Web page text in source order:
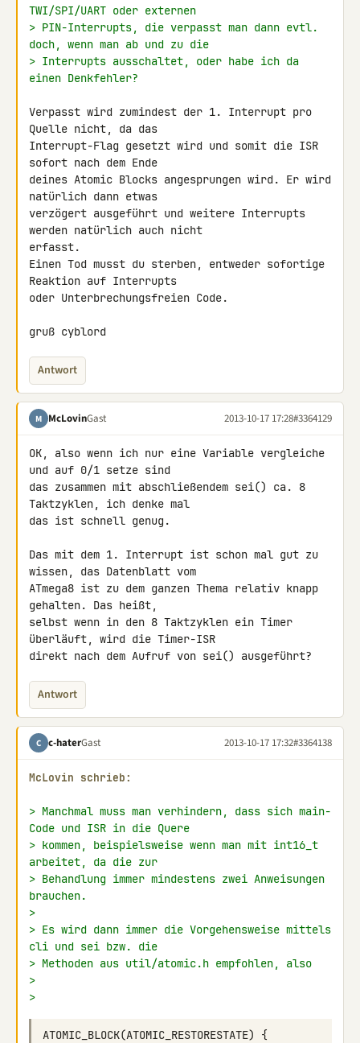
TWI/SPI/UART oder externen
> PIN-Interrupts, die verpasst man dann evtl.
doch, wenn man ab und zu die
> Interrupts ausschaltet, oder habe ich da
einen Denkfehler?
Verpasst wird zumindest der 1. Interrupt pro
Quelle nicht, da das
Interrupt-Flag gesetzt wird und somit die ISR
sofort nach dem Ende
deines Atomic Blocks angesprungen wird. Er wird
natürlich dann etwas
verzögert ausgeführt und weitere Interrupts
werden natürlich auch nicht
erfasst.
Einen Tod musst du sterben, entweder sofortige
Reaktion auf Interrupts
oder Unterbrechungsfreien Code.
gruß cyblord
Antwort
M McLovinGast 2013-10-17 17:28#3364129
OK, also wenn ich nur eine Variable vergleiche
und auf 0/1 setze sind
das zusammen mit abschließendem sei() ca. 8
Taktzyklen, ich denke mal
das ist schnell genug.
Das mit dem 1. Interrupt ist schon mal gut zu
wissen, das Datenblatt vom
ATmega8 ist zu dem ganzen Thema relativ knapp
gehalten. Das heißt,
selbst wenn in den 8 Taktzyklen ein Timer
überläuft, wird die Timer-ISR
direkt nach dem Aufruf von sei() ausgeführt?
Antwort
C c-haterGast 2013-10-17 17:32#3364138
McLovin schrieb:
> Manchmal muss man verhindern, dass sich main-
Code und ISR in die Quere
> kommen, beispielsweise wenn man mit int16_t
arbeitet, da die zur
> Behandlung immer mindestens zwei Anweisungen
brauchen.
>
> Es wird dann immer die Vorgehensweise mittels
cli und sei bzw. die
> Methoden aus util/atomic.h empfohlen, also
>
>
ATOMIC_BLOCK(ATOMIC_RESTORESTATE)
{